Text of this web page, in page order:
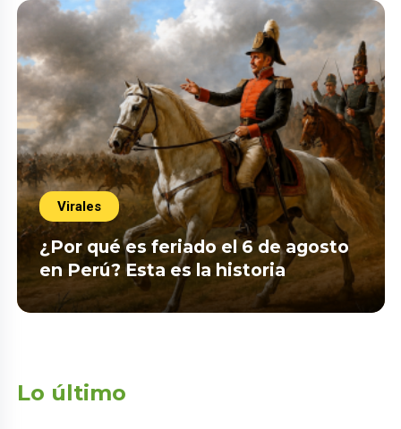
Virales
¿Por qué es feriado el 6 de agosto
en Perú? Esta es la historia
Lo último